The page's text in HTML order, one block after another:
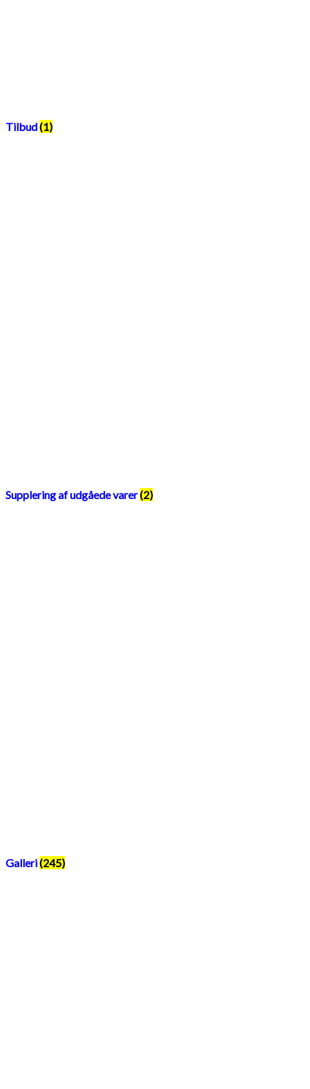
Tilbud(1)
Supplering af udgåede varer(2)
Galleri(245)